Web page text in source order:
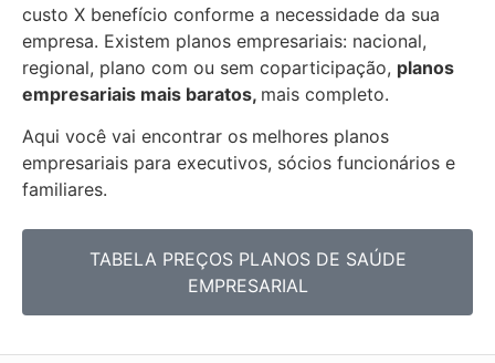
custo X benefício conforme a necessidade da sua
empresa. Existem planos empresariais: nacional,
regional, plano com ou sem coparticipação, planos
empresariais mais baratos, mais completo.
Aqui você vai encontrar os melhores planos
empresariais para executivos, sócios funcionários e
familiares.
TABELA PREÇOS PLANOS DE SAÚDE
EMPRESARIAL